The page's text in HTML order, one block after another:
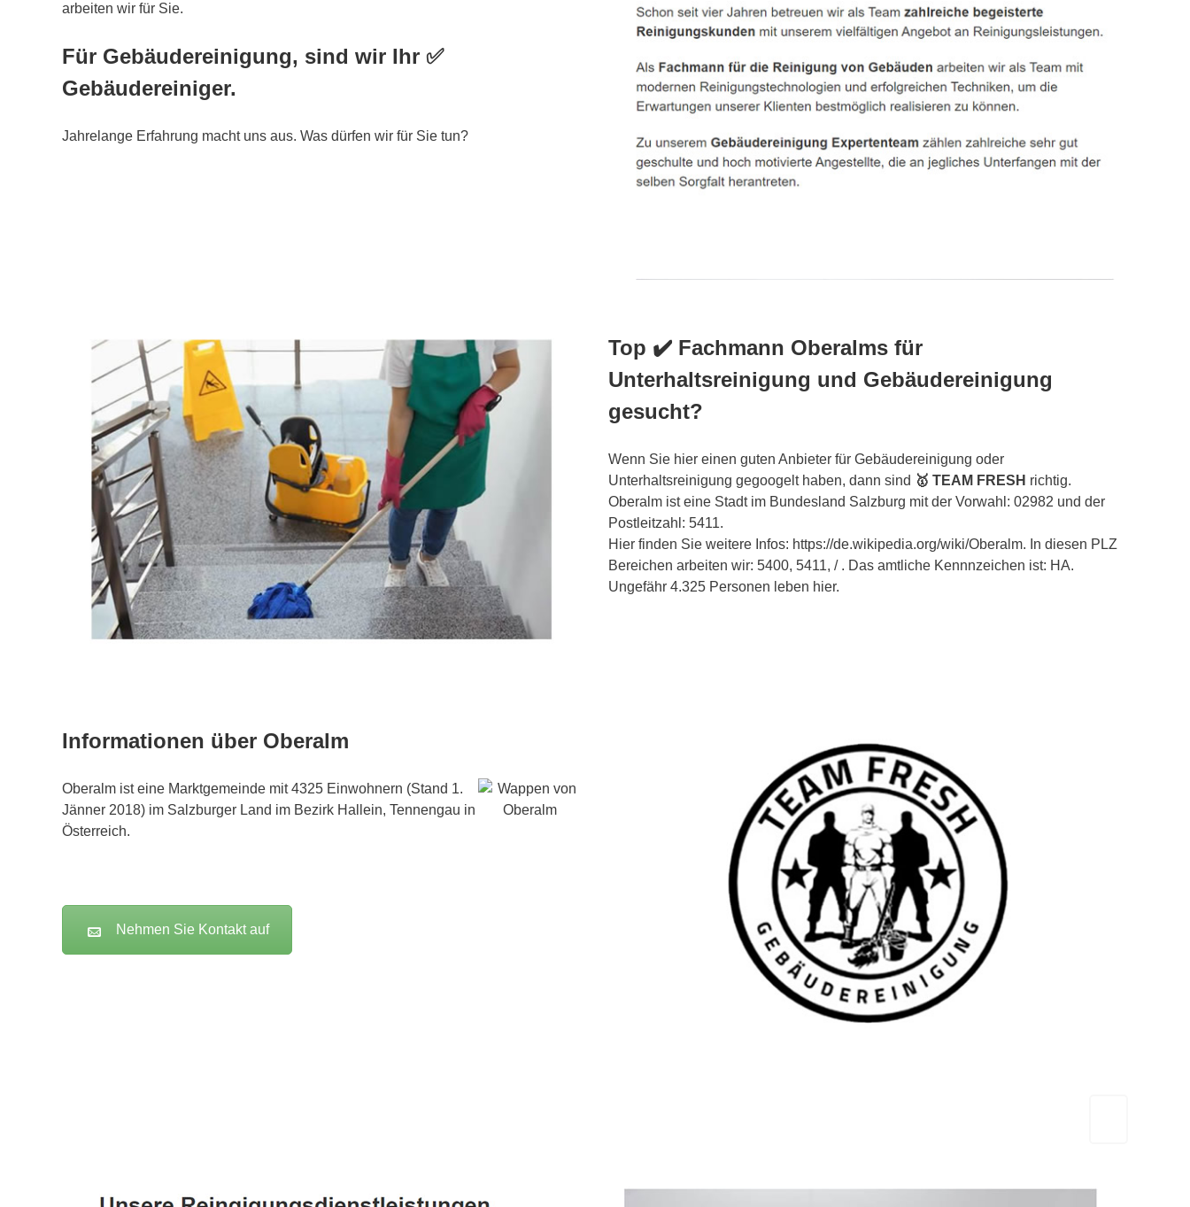
arbeiten wir für Sie.
Für Gebäudereinigung, sind wir Ihr ✅
Gebäudereiniger.
Jahrelange Erfahrung macht uns aus. Was dürfen wir für Sie tun?
Top ✔️ Fachmann Oberalms für
Unterhaltsreinigung und Gebäudereinigung
gesucht?
Wenn Sie hier einen guten Anbieter für Gebäudereinigung oder
Unterhaltsreinigung gegoogelt haben, dann sind 🥇 TEAM FRESH richtig.
Oberalm ist eine Stadt im Bundesland Salzburg mit der Vorwahl: 02982 und der
Postleitzahl: 5411.
Hier finden Sie weitere Infos: https://de.wikipedia.org/wiki/Oberalm. In diesen PLZ
Bereichen arbeiten wir: 5400, 5411, / . Das amtliche Kennnzeichen ist: HA.
Ungefähr 4.325 Personen leben hier.
Informationen über Oberalm
Oberalm ist eine Marktgemeinde mit 4325 Einwohnern (Stand 1.
Jänner 2018) im Salzburger Land im Bezirk Hallein, Tennengau in
Österreich.
Nehmen Sie Kontakt auf